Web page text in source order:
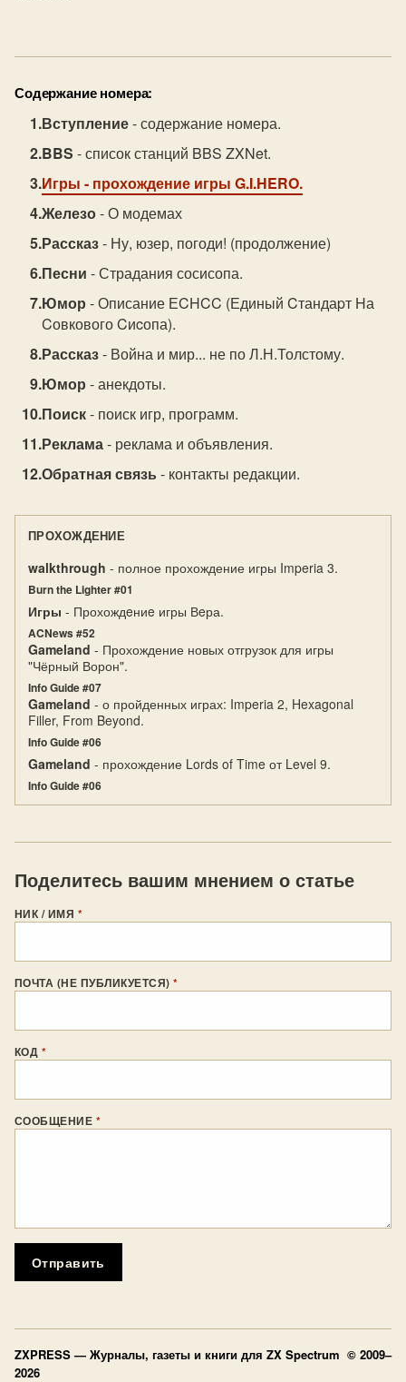
Содержание номера:
Вступление- содержание номера.
BBS - список станций BBS ZXNet.
Игры - прохождение игры G.I.HERO.
Железо- О модемах
Рассказ- Ну, юзер, погоди! (продолжение)
Песни - Страдания сосисопа.
Юмор - Описание ЕCHCC (Единый Cтандаpт Hа
Cовкового Cиcопа).
Рассказ- Война и мир... не по Л.Н.Толстому.
Юмор - анекдоты.
Поиск- поиск игр, программ.
Реклама- реклама и объявления.
Обратная связь - контакты редакции.
ПРОХОЖДЕНИЕ
walkthrough - полное прохождение игры Imperia 3.
Burn the Lighter #01
Игры - Прохождeниe игры Вeра.
ACNews #52
Gameland - Прохождение новых отгрузок для игры
"Чёрный Ворон".
Info Guide #07
Gameland - о пройденных играх: Imperia 2, Hexagonal
Filler, From Beyond.
Info Guide #06
Gameland - прохождение Lords of Time от Level 9.
Info Guide #06
Поделитесь вашим мнением о статье
НИК / ИМЯ *
ПОЧТА (НЕ ПУБЛИКУЕТСЯ)*
КОД *
СООБЩЕНИЕ *
Отправить
ZXPRESS — Журналы, газеты и книги для ZX Spectrum © 2009–
2026